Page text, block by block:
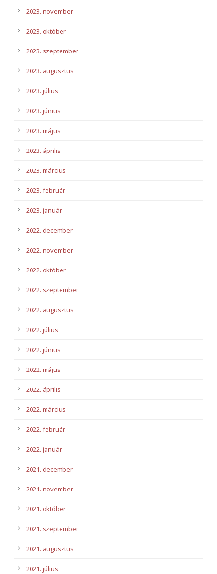
2023. november
2023. október
2023. szeptember
2023. augusztus
2023. július
2023. június
2023. május
2023. április
2023. március
2023. február
2023. január
2022. december
2022. november
2022. október
2022. szeptember
2022. augusztus
2022. július
2022. június
2022. május
2022. április
2022. március
2022. február
2022. január
2021. december
2021. november
2021. október
2021. szeptember
2021. augusztus
2021. július